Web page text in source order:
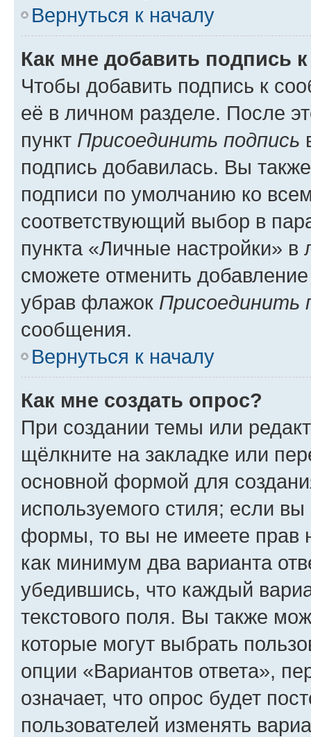
Вернуться к началу
Как мне добавить подпись
Чтобы добавить подпись к
её в личном разделе. После
пункт Присоединить подпись
подпись добавилась. Вы
подписи по умолчанию ко
соответствующий выбор в
пункта «Личные настройки»
сможете отменить
убрав флажок Присоединить
сообщения.
Вернуться к началу
Как мне создать опрос?
При создании темы или
щёлкните на закладке или
основной формой для
используемого стиля; если
формы, то вы не имеете прав
как минимум два варианта
убедившись, что каждый
текстового поля. Вы также
которые могут выбрать
опции «Вариантов ответа»,
означает, что опрос будет
пользователей изменять